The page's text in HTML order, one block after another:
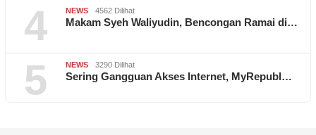
4 NEWS 4562 Dilihat
Makam Syeh Waliyudin, Bencongan Ramai di…
5 NEWS 3290 Dilihat
Sering Gangguan Akses Internet, MyRepubl…